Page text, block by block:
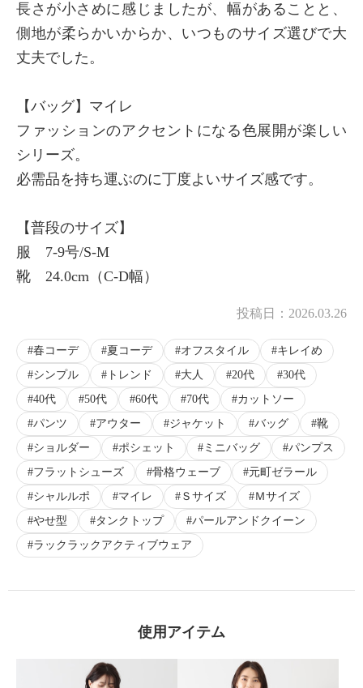
長さが小さめに感じましたが、幅があることと、
側地が柔らかいからか、いつものサイズ選びで大
丈夫でした。
【バッグ】マイレ
ファッションのアクセントになる色展開が楽しい
シリーズ。
必需品を持ち運ぶのに丁度よいサイズ感です。
【普段のサイズ】
服 7-9号/S-M
靴 24.0cm（C-D幅）
投稿日： 2026.03.26
春コーデ 夏コーデ オフスタイル
キレイめ
シンプル
トレンド 大人 20代
30代
40代
50代 60代 70代
カットソー
パンツ
アウター ジャケット バッグ
靴
ショルダー
ポシェット ミニバッグ
パンプス
フラットシューズ
骨格ウェーブ
元町ゼラール
シャルルポ
マイレ Ｓサイズ
Ｍサイズ
やせ型
タンクトップ
パールアンドクイーン
ラックラックアクティブウェア
使用アイテム